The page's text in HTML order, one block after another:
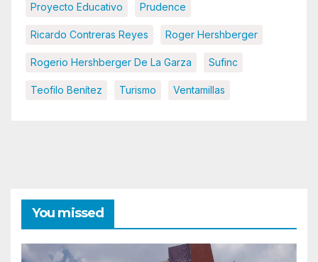
Proyecto Educativo Prudence
Ricardo Contreras Reyes Roger Hershberger
Rogerio Hershberger De La Garza Sufinc
Teofilo Benítez Turismo Ventamillas
You missed